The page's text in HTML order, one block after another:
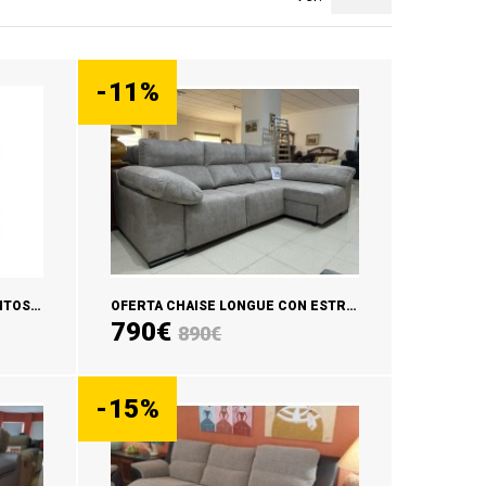
OFERTA CHAISE LONGUE ASIENTOS EXTRAIBLES MILAN
-11%
OFERTA CHAISE LONGUE CON ESTRAÍBLES CARRO COVA
790€ 890€
-15%